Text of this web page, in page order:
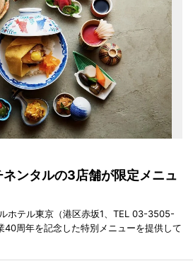
ンタルの3店舗が限定メニュ
ホテル東京（港区赤坂1、TEL 03-3505-
40周年を記念した特別メニューを提供して